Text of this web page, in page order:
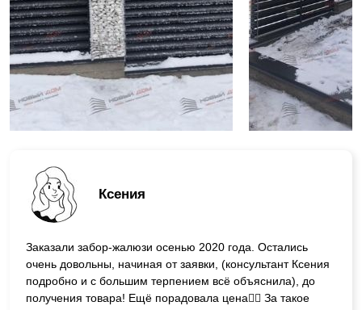
Ксения
Заказали забор-жалюзи осенью 2020 года. Остались
очень довольны, начиная от заявки, (консультант Ксения
подробно и с большим терпением всё объяснила), до
получения товара! Ещё порадовала цена👍🏼 За такое